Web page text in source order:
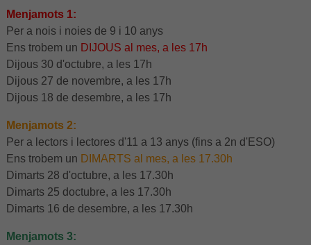
Menjamots 1:
Per a nois i noies de 9 i 10 anys
Ens trobem un DIJOUS al mes, a les 17h
Dijous 30 d'octubre, a les 17h
Dijous 27 de novembre, a les 17h
Dijous 18 de desembre, a les 17h
Menjamots 2:
Per a lectors i lectores d'11 a 13 anys (fins a 2n d'ESO)
Ens trobem un DIMARTS al mes, a les 17.30h
Dimarts 28 d'octubre, a les 17.30h
Dimarts 25 doctubre, a les 17.30h
Dimarts 16 de desembre, a les 17.30h
Menjamots 3: